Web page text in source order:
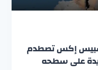
إكس تصطدم
على سطحه